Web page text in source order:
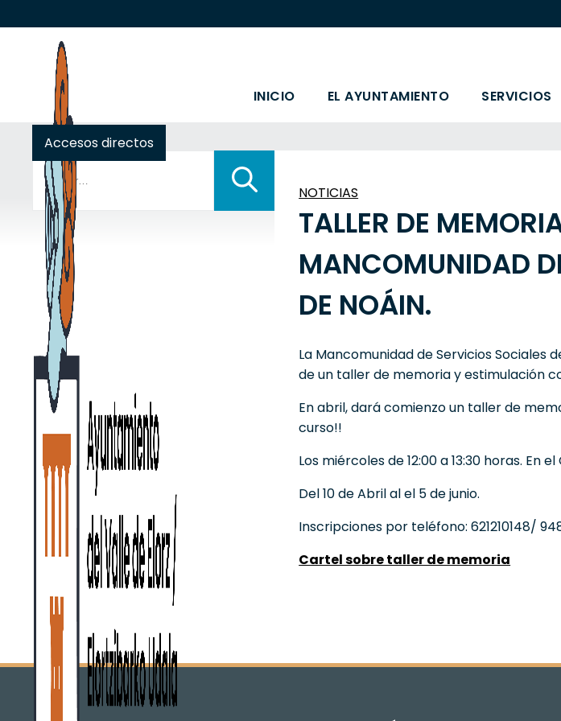
INICIO EL AYUNTAMIENTO SERVICIOS
Accesos directos
Buscar:
NOTICIAS
TALLER DE
MANCOMUNIDAD
DE NOÁIN.
La Mancomunidad de Servicios
de un taller de memoria y estimulación
En abril, dará comienzo un taller de
curso!!
Los miércoles de 12:00 a 13:30 horas. En
Del 10 de Abril al el 5 de junio.
Inscripciones por teléfono: 621210148/
Cartel sobre taller de memoria